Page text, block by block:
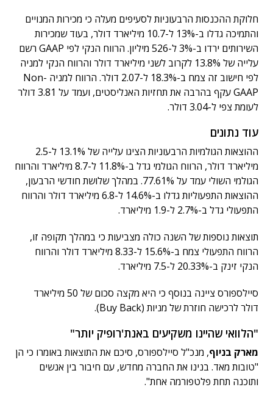
חלוקת ההכנסות הרבעוניות לסעיפים מעלה כי מכירות המנויים
והתמיכה גדלו ב-13% ל-10.7 מיליארד דולר, בעוד שמכירות
השירותים ירדו ב-3% ל-526 מיליון. הרווח הנקי לפי GAAP רשם
עלייה של 13.8% לקרוב לשני מיליארד דולר והרווח הנקי למניה
לפי חישוב זה צמח ב-18.3% ל-2.07 דולר. הרווח למניה Non-
GAAP עקף בהרבה את תחזיות האנליסטים, ועמד על 3.81 דולר
לעומת צפי ל-3.04 דולר.
עוד נתונים
ההוצאות הגולמיות הרבעוניות הציגו עלייה של 13.1% ל-2.5
מיליארד דולר, הרווח הגולמי גדל ב-11.8% ל-8.7 מיליארד והרווח
הגולמי השולי עמד על 77.61%. במהלך שלושת חודשי הרבעון,
ההוצאות התפעוליות גדלו ב-14.6% ל-6.8 מיליארד דולר והרווח
התפעולי גדל ב-2.7% ל-1.9 מיליארד.
תוצאות נוספות של השנה כולה מצביעות כי במהלך תקופה זו,
הרווח התפעולי צמח ב-15.6% ל-8.33 מיליארד דולר והרווח
הנקי זינק ב-20.33% ל-7.5 מיליארד.
סיילספורס ציינה בנוסף כי היא מקצה סכום של 50 מיליארד
דולר לרכישה חוזרת של מניות (Buy Back).
"הלוואי שהיינו משקיעים באנת'רופיק יותר"
מארק בניוף, מנכ"ל סיילספורס, סיכם את התוצאות באומרו כי הן
"טובות מאד. בנינו את החברה מחדש, עם חיבור בין אנשים
ותוכנה תחת פלטפורמה אחת".